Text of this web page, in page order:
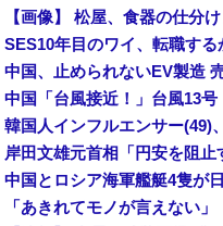
【画像】 松屋、食器の仕分
SES10年目のワイ、転職する